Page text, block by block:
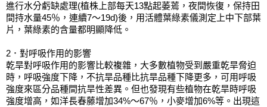
進行水分虧缺處理(植株上部每天13點起萎蔫，夜間恢復，保持田
間持水量45％，連續7～19d)後，用活體葉綠素儀測定上中下部葉
片，葉綠素的含量都明顯降低。
2．對呼吸作用的影響
乾旱對呼吸作用的影響比較複雜，大多數植物受到嚴重乾旱脅迫
時，呼吸強度下降，不抗旱品種比抗旱品種下降更多，可用呼吸
強度來區分品種間抗旱性差異。但也發現有些植物在乾旱時呼吸
強度增高，如洋長春藤增加34%～67％，小麥增加6%等。出現這